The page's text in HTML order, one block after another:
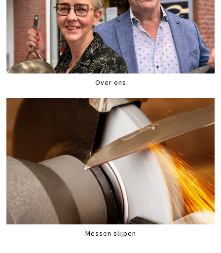
Over ons
Messen slijpen